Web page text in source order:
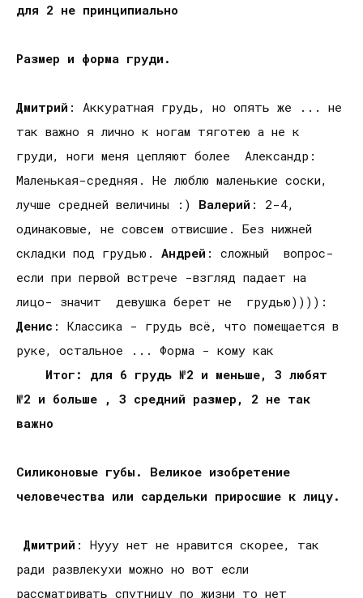
для 2 не принципиально
Размер и форма груди.
Дмитрий : Аккуратная грудь, но опять же ... не
так важно я лично к ногам тяготею а не к
груди, ноги меня цепляют более Александр:
Маленькая-средняя. Не люблю маленькие соски,
лучше средней величины :) Валерий : 2-4,
одинаковые, не совсем отвисшие. Без нижней
складки под грудью. Андрей : сложный вопрос-
если при первой встрече -взгляд падает на
лицо- значит девушка берет не грудью)))):
Денис : Классика - грудь всё, что помещается в
руке, остальное ... Форма - кому как
Итог: для 6 грудь №2 и меньше, 3 любят
№2 и больше , 3 средний размер, 2 не так
важно
Силиконовые губы. Великое изобретение
человечества или сардельки приросшие к лицу.
Дмитрий : Нууу нет не нравится скорее, так
ради развлекухи можно но вот если
рассматривать спутницу по жизни то нет